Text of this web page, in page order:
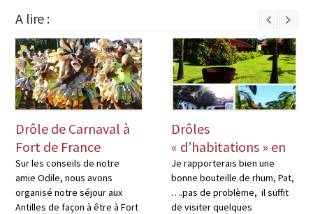
A lire :
Drôle de Carnaval à
Fort de France
Sur les conseils de notre
amie Odile, nous avons
organisé notre séjour aux
Antilles de façon à être à Fort
Drôles
« d’habitations » en
Martinique
Je rapporterais bien une
bonne bouteille de rhum, Pat,
….pas de problème, il suffit
de visiter quelques
Next